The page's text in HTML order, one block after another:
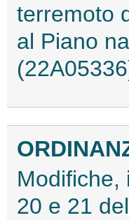
terremoto
al Piano
Modifiche,
20 e 21